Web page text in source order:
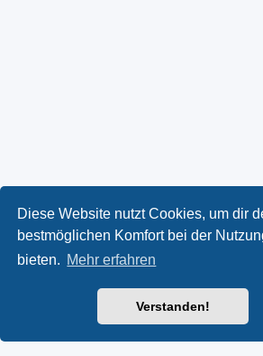
Diese Website nutzt Cookies, um dir
bestmöglichen Komfort bei der
bieten. Mehr erfahren
Verstanden!